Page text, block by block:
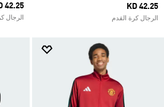
KD 42.25
الرجال كرة القدم
42.25
الرجال